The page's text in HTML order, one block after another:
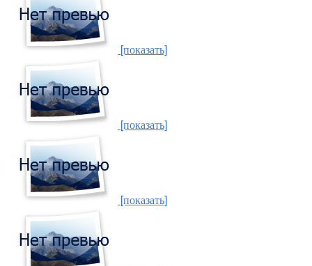
[показать]
[показать]
[показать]